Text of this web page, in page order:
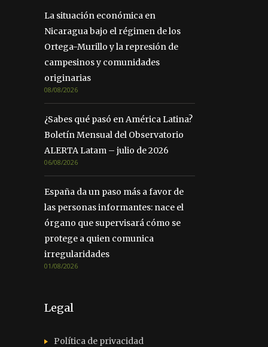
La situación económica en
Nicaragua bajo el régimen de los
Ortega-Murillo y la represión de
campesinos y comunidades
originarias
08/08/2026
¿Sabes qué pasó en América Latina?
Boletín Mensual del Observatorio
ALERTA Latam – julio de 2026
06/08/2026
España da un paso más a favor de
las personas informantes: nace el
órgano que supervisará cómo se
protege a quien comunica
irregularidades
01/08/2026
Legal
Política de privacidad